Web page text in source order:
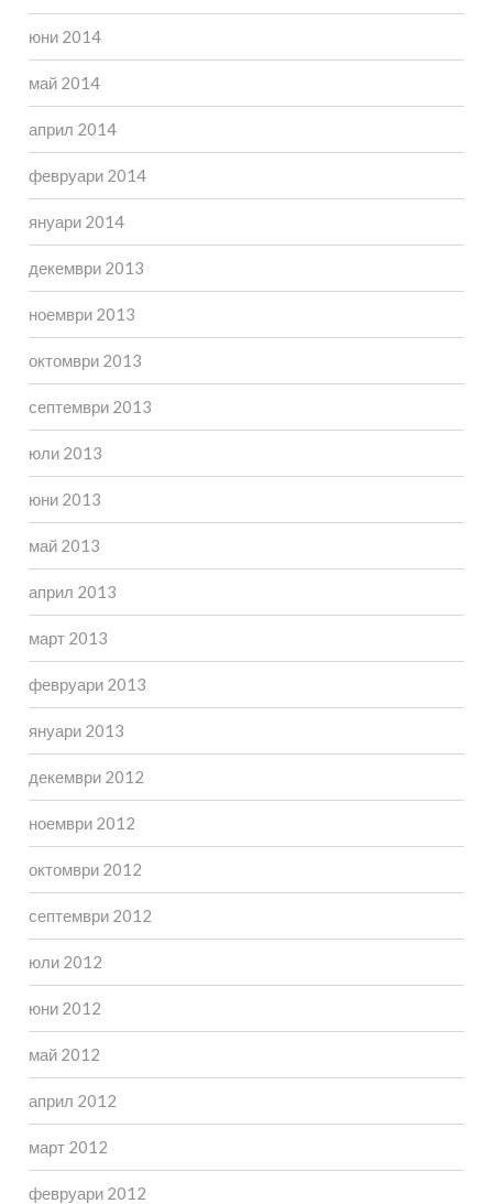
юни 2014
май 2014
април 2014
февруари 2014
януари 2014
декември 2013
ноември 2013
октомври 2013
септември 2013
юли 2013
юни 2013
май 2013
април 2013
март 2013
февруари 2013
януари 2013
декември 2012
ноември 2012
октомври 2012
септември 2012
юли 2012
юни 2012
май 2012
април 2012
март 2012
февруари 2012